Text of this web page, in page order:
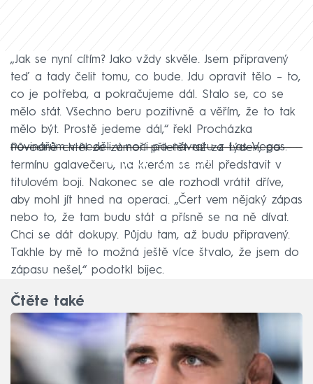
„Jak se nyní cítím? Jako vždy skvěle. Jsem připravený
teď a tady čelit tomu, co bude. Jdu opravit tělo – to,
co je potřeba, a pokračujeme dál. Stalo se, co se
mělo stát. Všechno beru pozitivně a věřím, že to tak
mělo být. Prostě jedeme dál,“ řekl Procházka
novinářům v neděli v noci po návratu z Las Vegas.
Failed to fetch
Původně chtěl ze zámoří přiletět až za týden, po
termínu galavečeru, na kterém se měl představit v
titulovém boji. Nakonec se ale rozhodl vrátit dříve,
aby mohl jít hned na operaci. „Čert vem nějaký zápas
nebo to, že tam budu stát a přísně se na ně dívat.
Chci se dát dokupy. Půjdu tam, až budu připravený.
Takhle by mě to možná ještě více štvalo, že jsem do
zápasu nešel,“ podotkl bijec.
Čtěte také